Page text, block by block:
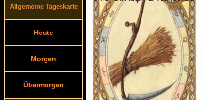
Allgemeine Tageskarte
Heute
Morgen
Übermorgen